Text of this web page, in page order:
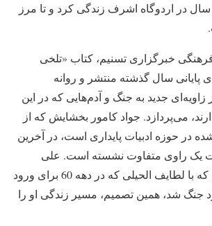
است که به‌ مدت ۱۴سال در اردوگاه اشرف زندگی کرد و تا مرز
خبرگزاری تسنیم، کتاب «تلخی
پایانی سال گذشته منتشر و روانه
جدید به جنگ و آدم‌هایی که در این
می‌پردازد. جواد کامور بخشایش که از
در حوزه ادبیات پایداری است، در آخرین
یک راوی متفاوت نشسته است. علی
بیگلری، نوجوانی بود که با لطایف الحیلی که در دهه 60 برای ورود
جنگ شد، همین تصمیم، مسیر زندگی او را